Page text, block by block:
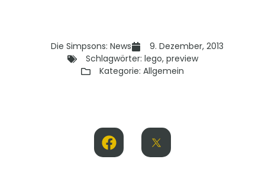
Die Simpsons: News
9. Dezember, 2013
Schlagwörter: lego, preview
Kategorie: Allgemein